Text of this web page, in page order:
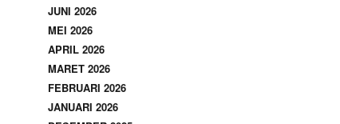
JUNI 2026
MEI 2026
APRIL 2026
MARET 2026
FEBRUARI 2026
JANUARI 2026